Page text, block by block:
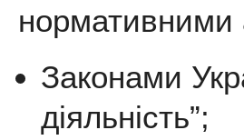
нормативними
Законами
діяльність”;